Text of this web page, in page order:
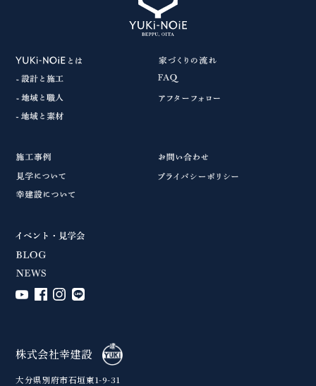
株式会社幸建設
大分県別府市石垣東1-9-31